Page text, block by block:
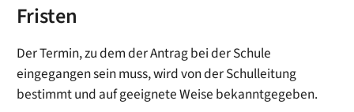
Fristen
Der Termin, zu dem der Antrag bei der Schule
eingegangen sein muss, wird von der Schulleitung
bestimmt und auf geeignete Weise bekanntgegeben.